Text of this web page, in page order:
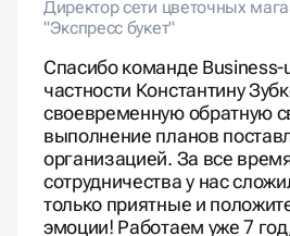
Директор сети цветочных
"Экспресс букет"
Спасибо команде Business-
частности Константину
своевременную обратную
выполнение планов
организацией. За все
сотрудничества у нас
только приятные и
эмоции! Работаем уже 7